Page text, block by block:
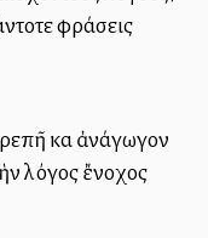
φράσεις
καὶ ἀνάγωγον
λόγος ἔνοχος